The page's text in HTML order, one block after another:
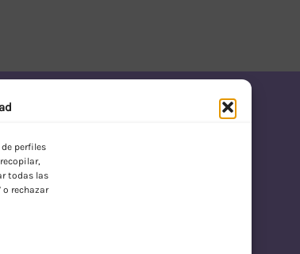
perfiles
todas las
o rechazar